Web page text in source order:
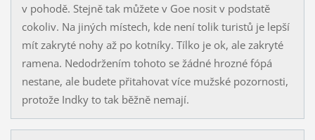
v pohodě. Stejně tak můžete v Goe nosit v podstatě
cokoliv. Na jiných místech, kde není tolik turistů je lepší
mít zakryté nohy až po kotníky. Tílko je ok, ale zakryté
ramena. Nedodržením tohoto se žádné hrozné fópá
nestane, ale budete přitahovat více mužské pozornosti,
protože Indky to tak běžně nemají.